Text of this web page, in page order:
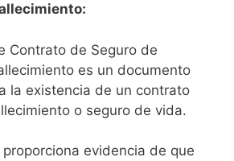
Contrato de Seguro de
es un documento
la existencia de un contrato
o seguro de vida.
evidencia de que